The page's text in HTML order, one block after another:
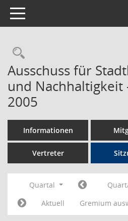
Toggle navigation
Rechercheauswahl
Ausschuss für
und Nachhaltigkeit
2005
Informationen
Vertreter
Quartal
Aktuell
Gremium